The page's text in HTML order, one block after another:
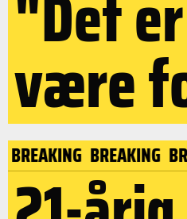
være
BREAKING BREAKING